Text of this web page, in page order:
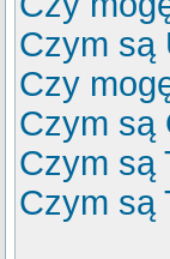
Czym są
Czy
Czym są
Czym są
Czym są